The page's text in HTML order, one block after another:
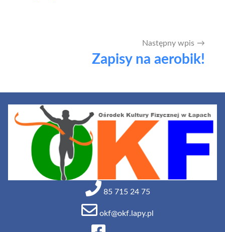
Następny wpis
Zapisy na aerobik!
85 715 24 75
okf@okf.lapy.pl